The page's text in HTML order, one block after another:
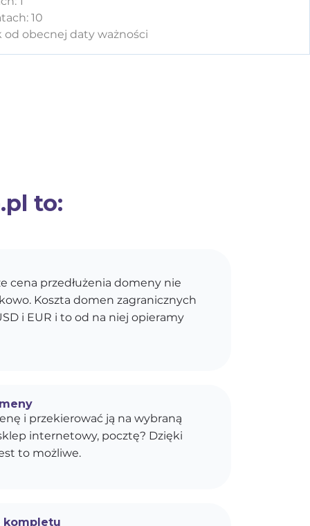
10
od obecnej daty ważności
to:
cena przedłużenia domeny nie
Koszta domen zagranicznych
i EUR i to od na niej opieramy
i przekierować ją na wybraną
internetowy, pocztę? Dzięki
to możliwe.
kompletu